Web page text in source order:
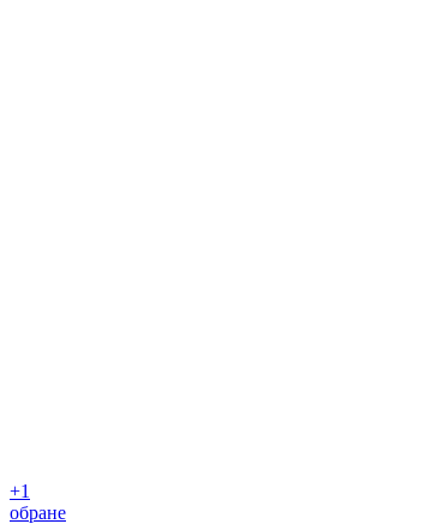
+1
обране